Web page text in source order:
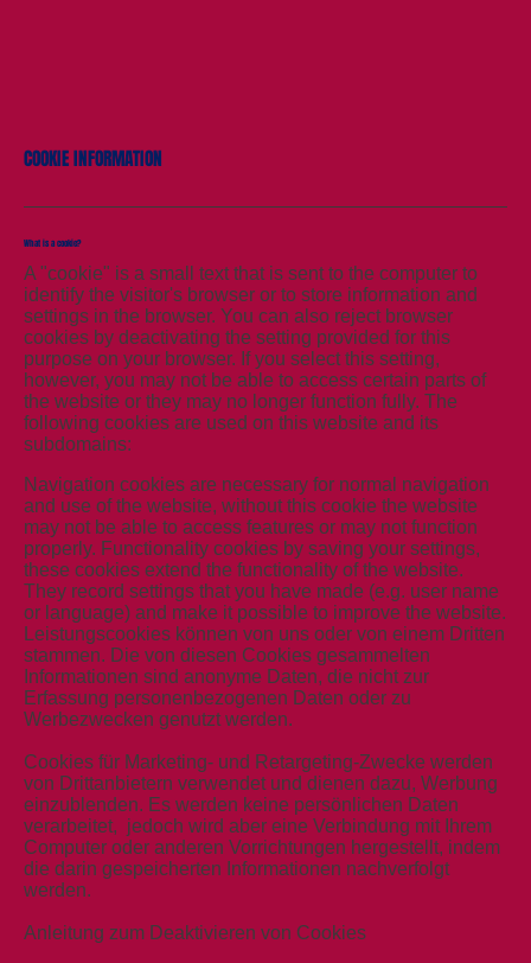
COOKIE INFORMATION
Navigation cookies are necessary for normal navigation
and use of the website, without this cookie the website
may not be able to access features or may not function
properly. Functionality cookies by saving your settings,
these cookies extend the functionality of the website.
They record settings that you have made (e.g. user name
or language) and make it possible to improve the website.
Leistungscookies können von uns oder von einem Dritten
stammen. Die von diesen Cookies gesammelten
Informationen sind anonyme Daten, die nicht zur
Erfassung personenbezogenen Daten oder zu
Werbezwecken genutzt werden.
Cookies für Marketing- und Retargeting-Zwecke werden
von Drittanbietern verwendet und dienen dazu, Werbung
einzublenden. Es werden keine persönlichen Daten
verarbeitet, jedoch wird aber eine Verbindung mit Ihrem
Computer oder anderen Vorrichtungen hergestellt, indem
die darin gespeicherten Informationen nachverfolgt
werden.
Anleitung zum Deaktivieren von Cookies
What is a cookie?
A "cookie" is a small text that is sent to the computer to
identify the visitor's browser or to store information and
settings in the browser. You can also reject browser
cookies by deactivating the setting provided for this
purpose on your browser. If you select this setting,
however, you may not be able to access certain parts of
the website or they may no longer function fully. The
following cookies are used on this website and its
subdomains: